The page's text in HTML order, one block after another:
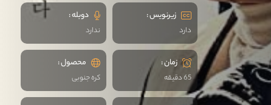
زیرنویس :
دارد
دوبله :
ندارد
زمان :
65 دقیقه
محصول :
کره جنوبی